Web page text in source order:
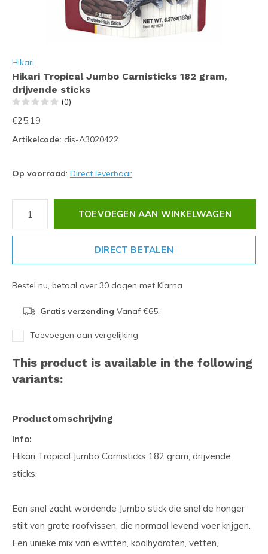
Hikari
Hikari Tropical Jumbo Carnisticks 182 gram,
drijvende sticks
(0)
€25,19
Artikelcode: dis-A3020422
Op voorraad: Direct leverbaar
TOEVOEGEN AAN WINKELWAGEN
DIRECT BETALEN
Bestel nu, betaal over 30 dagen met Klarna
Gratis verzending Vanaf €65,-
Toevoegen aan vergelijking
This product is available in the following
variants:
Productomschrijving
Info:
Hikari Tropical Jumbo Carnisticks 182 gram, drijvende
sticks.
Een snel zacht wordende Jumbo stick die snel de honger
stilt van grote roofvissen, die normaal levend voer krijgen.
Een unieke mix van eiwitten, koolhydraten, vetten,